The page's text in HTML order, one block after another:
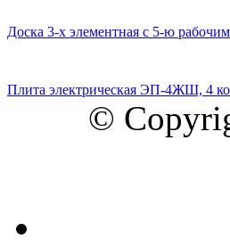
Доска 3-х элементная с 5-ю
Плита электрическая ЭП-4ЖШ, 4
©